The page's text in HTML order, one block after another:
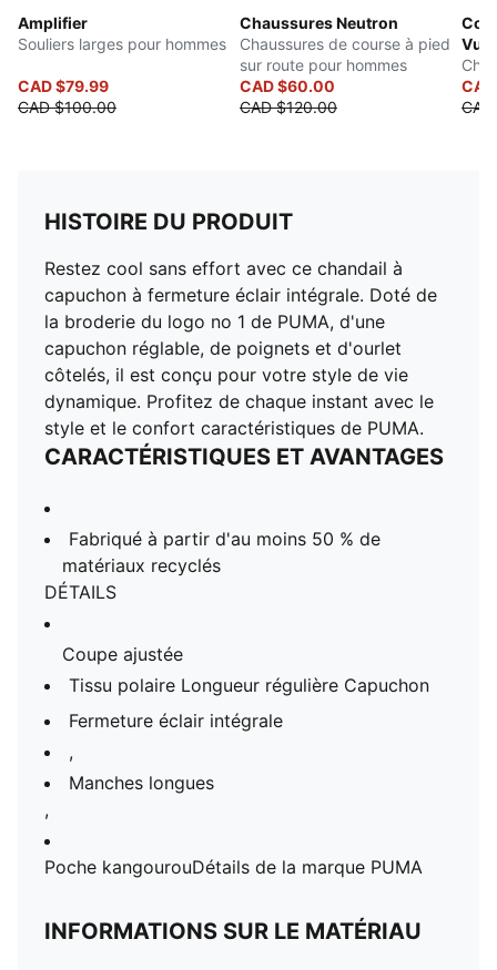
Amplifier
Souliers larges pour hommes
CAD $79.99
CAD $100.00
Chaussures Neutron
Chaussures de course à pied
sur route pour hommes
CAD $60.00
CAD $120.00
HISTOIRE DU PRODUIT
Restez cool sans effort avec ce chandail à
capuchon à fermeture éclair intégrale. Doté de
la broderie du logo no 1 de PUMA, d'une
capuchon réglable, de poignets et d'ourlet
côtelés, il est conçu pour votre style de vie
dynamique. Profitez de chaque instant avec le
style et le confort caractéristiques de PUMA.
CARACTÉRISTIQUES ET AVANTAGES
Fabriqué à partir d'au moins 50 % de
matériaux recyclés
DÉTAILS
Coupe ajustée
Tissu polaire Longueur régulière Capuchon
Fermeture éclair intégrale
,
Manches longues
,
Poche kangourouDétails de la marque PUMA
INFORMATIONS SUR LE MATÉRIAU